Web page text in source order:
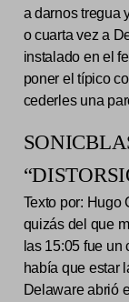
a darnos tregua
o cuarta vez a
instalado en el
poner el típico
cederles una
Texto por: Hugo
quizás del que
las 15:05 fue
había que estar
Delaware abrió